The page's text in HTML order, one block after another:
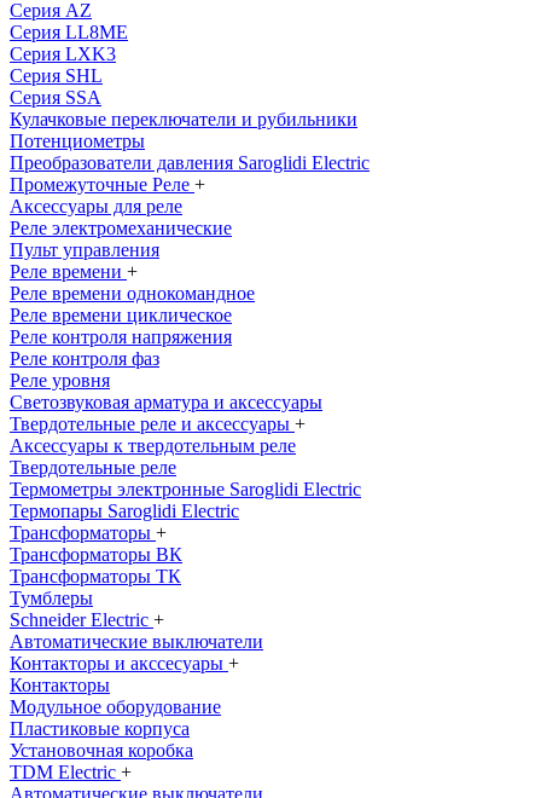
Серия AZ
Серия LL8ME
Серия LXK3
Серия SHL
Серия SSA
Кулачковые переключатели и рубильники
Потенциометры
Преобразователи давления Saroglidi Electric
Промежуточные Реле +
Аксессуары для реле
Реле электромеханические
Пульт управления
Реле времени +
Реле времени однокомандное
Реле времени циклическое
Реле контроля напряжения
Реле контроля фаз
Реле уровня
Светозвуковая арматура и аксессуары
Твердотельные реле и аксессуары +
Аксессуары к твердотельным реле
Твердотельные реле
Термометры электронные Saroglidi Electric
Термопары Saroglidi Electric
Трансформаторы +
Трансформаторы ВК
Трансформаторы ТК
Тумблеры
Schneider Electric +
Автоматические выключатели
Контакторы и акссесуары +
Контакторы
Модульное оборудование
Пластиковые корпуса
Установочная коробка
TDM Electric +
Автоматические выключатели